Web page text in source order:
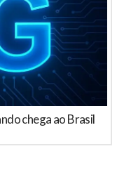
chega ao Brasil